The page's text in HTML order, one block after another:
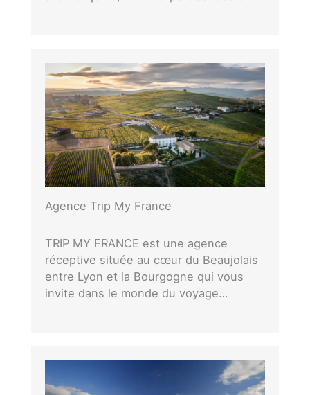
Agence Trip My France
TRIP MY FRANCE est une agence
réceptive située au cœur du Beaujolais
entre Lyon et la Bourgogne qui vous
invite dans le monde du voyage…